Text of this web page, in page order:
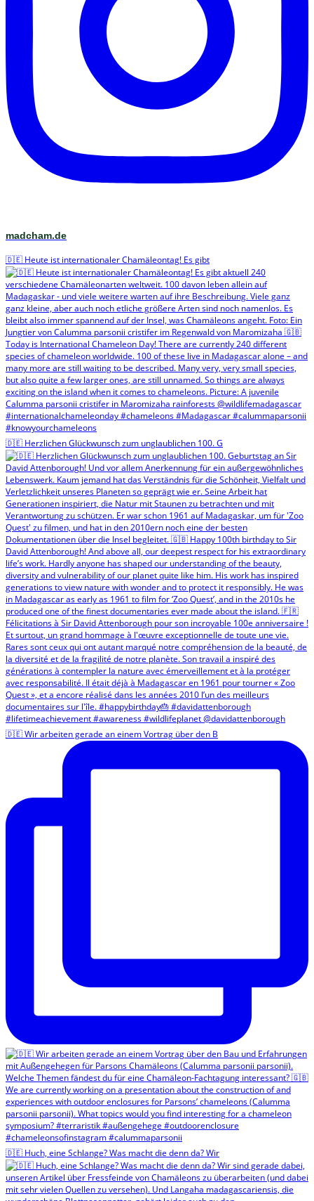
madcham.de
🇩🇪 Heute ist internationaler Chamäleontag! Es gibt
🇩🇪 Herzlichen Glückwunsch zum unglaublichen 100. G
🇩🇪 Wir arbeiten gerade an einem Vortrag über den B
🇩🇪 Huch, eine Schlange? Was macht die denn da? Wir